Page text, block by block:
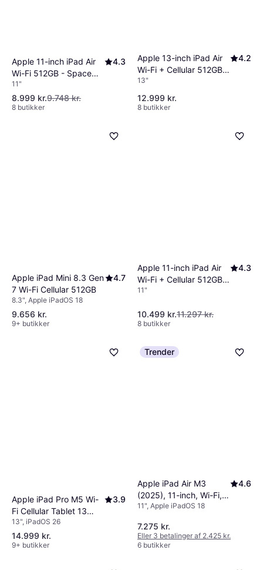
Apple 11-inch iPad Air
Wi-Fi 512GB - Space
Gray (M4)
4.3
11"
8.999 kr.9.748 kr.
8 butikker
Apple 13-inch iPad Air
Wi-Fi + Cellular 512GB -
Blue (M4)
4.2
13"
12.999 kr.
8 butikker
Apple iPad Mini 8.3 Gen
7 Wi-Fi Cellular 512GB
4.7
8.3", Apple iPadOS 18
9.656 kr.
9+ butikker
Apple 11-inch iPad Air
Wi-Fi + Cellular 512GB -
Space Gray (M4)
4.3
11"
10.499 kr.11.297 kr.
8 butikker
Apple iPad Pro M5 Wi-
Fi Cellular Tablet 13
Inch
3.9
13", iPadOS 26
14.999 kr.
9+ butikker
Trender
Apple iPad Air M3
(2025), 11-inch, Wi-Fi,
512GB Space Grey
4.6
11", Apple iPadOS 18
7.275 kr.
Eller 3 betalinger af 2.425 kr.
6 butikker